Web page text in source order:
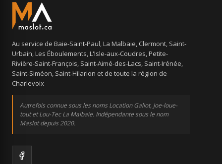
Au service de Baie-Saint-Paul, La Malbaie, Clermont, Saint-
Urbain, Les Éboulements, L'Isle-aux-Coudres, Petite-
Rivière-Saint-François, Saint-Aimé-des-Lacs, Saint-Irénée,
Saint-Siméon, Saint-Hilarion et de toute la région de
Charlevoix
Autrefois connue sous les noms Location Galiot, Joe-loue-
tout et Lou-Tec La Malbaie. Indépendante sous le nom
Maslot depuis 2020.